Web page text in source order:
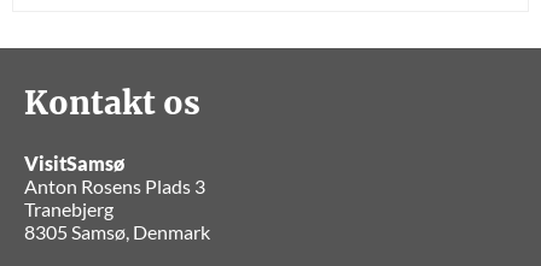
Kontakt os
VisitSamsø
Anton Rosens Plads 3
Tranebjerg
8305 Samsø, Denmark